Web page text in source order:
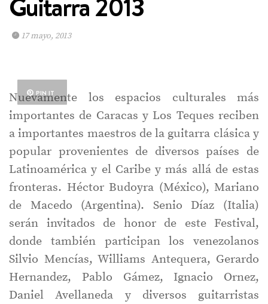
Guitarra 2013
17 mayo, 2013
PIN IT
Nuevamente los espacios culturales más
importantes de Caracas y Los Teques reciben
a importantes maestros de la guitarra clásica y
popular provenientes de diversos países de
Latinoamérica y el Caribe y más allá de estas
fronteras. Héctor Budoyra (México), Mariano
de Macedo (Argentina). Senio Díaz (Italia)
serán invitados de honor de este Festival,
donde también participan los venezolanos
Silvio Mencías, Williams Antequera, Gerardo
Hernandez, Pablo Gámez, Ignacio Ornez,
Daniel Avellaneda y diversos guitarristas